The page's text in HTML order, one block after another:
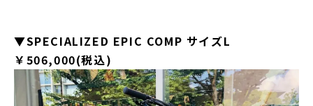
▼SPECIALIZED EPIC COMP サイズL
￥506,000(税込)